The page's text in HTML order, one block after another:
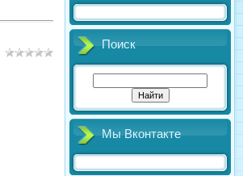
Поиск
Мы Вконтакте